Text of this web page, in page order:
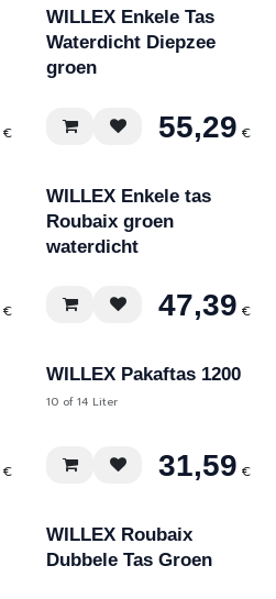
€
WILLEX Enkele Tas
Waterdicht Diepzee
groen
55,29 €
€
WILLEX Enkele tas
Roubaix groen
waterdicht
47,39 €
€
Div. kleuren
WILLEX Pakaftas 1200
10 of 14 Liter
31,59 €
WILLEX Roubaix
Dubbele Tas Groen